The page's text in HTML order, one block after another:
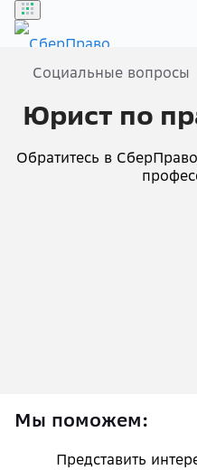
Социальные вопросы
Юрист по
Обратитесь в
Мы поможем:
Представить